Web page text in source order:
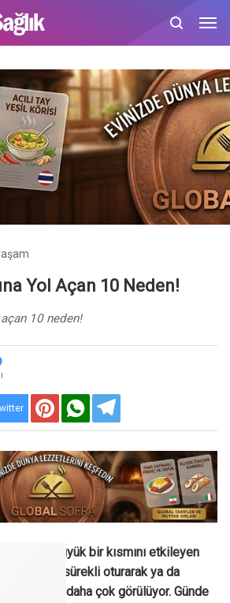
Yol Açan 10 Neden!
10 neden!
büyük bir kısmını etkileyen
ve sürekli oturarak ya da
kadınlarda daha çok görülüyor. Günde